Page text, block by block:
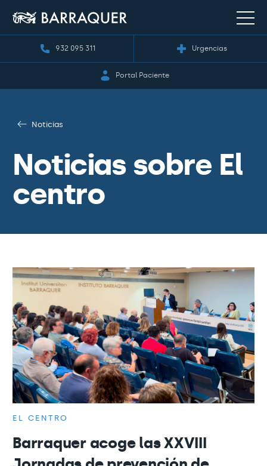
932 095 311 Urgencias
Portal Paciente
Noticias
Noticias sobre El
centro
EL CENTRO
Barraquer acoge las XXVIII